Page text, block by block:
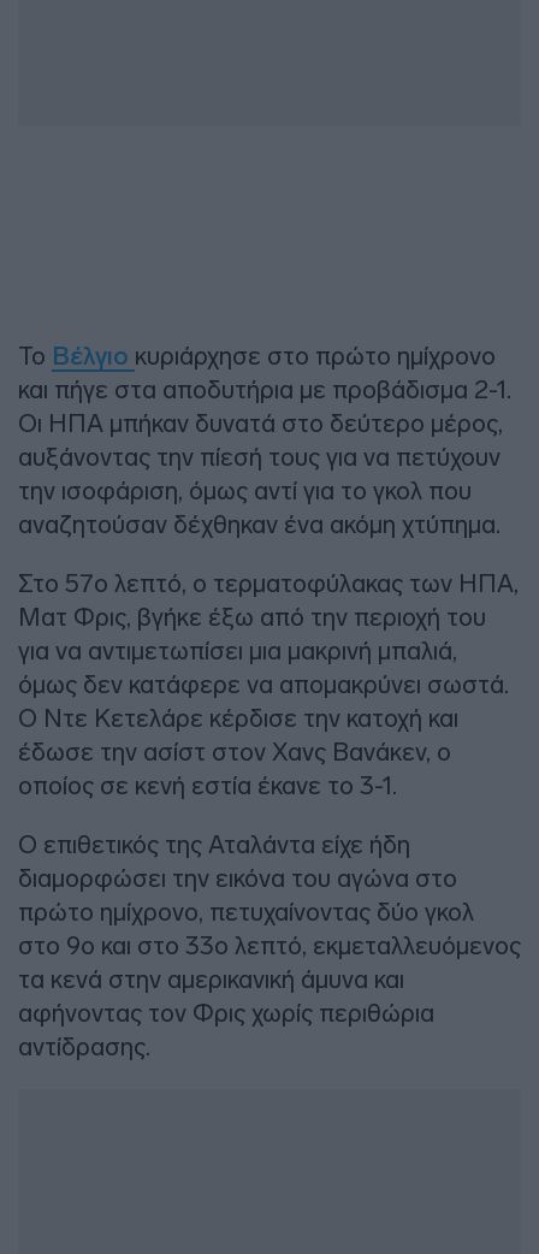
Το Βέλγιο κυριάρχησε στο πρώτο ημίχρονο
και πήγε στα αποδυτήρια με προβάδισμα 2-1.
Οι ΗΠΑ μπήκαν δυνατά στο δεύτερο μέρος,
αυξάνοντας την πίεσή τους για να πετύχουν
την ισοφάριση, όμως αντί για το γκολ που
αναζητούσαν δέχθηκαν ένα ακόμη χτύπημα.
Στο 57ο λεπτό, ο τερματοφύλακας των ΗΠΑ,
Ματ Φρις, βγήκε έξω από την περιοχή του
για να αντιμετωπίσει μια μακρινή μπαλιά,
όμως δεν κατάφερε να απομακρύνει σωστά.
Ο Ντε Κετελάρε κέρδισε την κατοχή και
έδωσε την ασίστ στον Χανς Βανάκεν, ο
οποίος σε κενή εστία έκανε το 3-1.
Ο επιθετικός της Αταλάντα είχε ήδη
διαμορφώσει την εικόνα του αγώνα στο
πρώτο ημίχρονο, πετυχαίνοντας δύο γκολ
στο 9ο και στο 33ο λεπτό, εκμεταλλευόμενος
τα κενά στην αμερικανική άμυνα και
αφήνοντας τον Φρις χωρίς περιθώρια
αντίδρασης.